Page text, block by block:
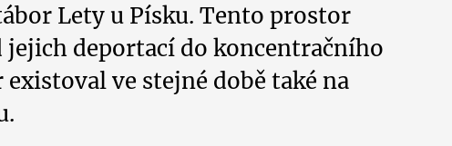
Lety u Písku. Tento prostor
jejich deportací do koncentračního
ve stejné době také na